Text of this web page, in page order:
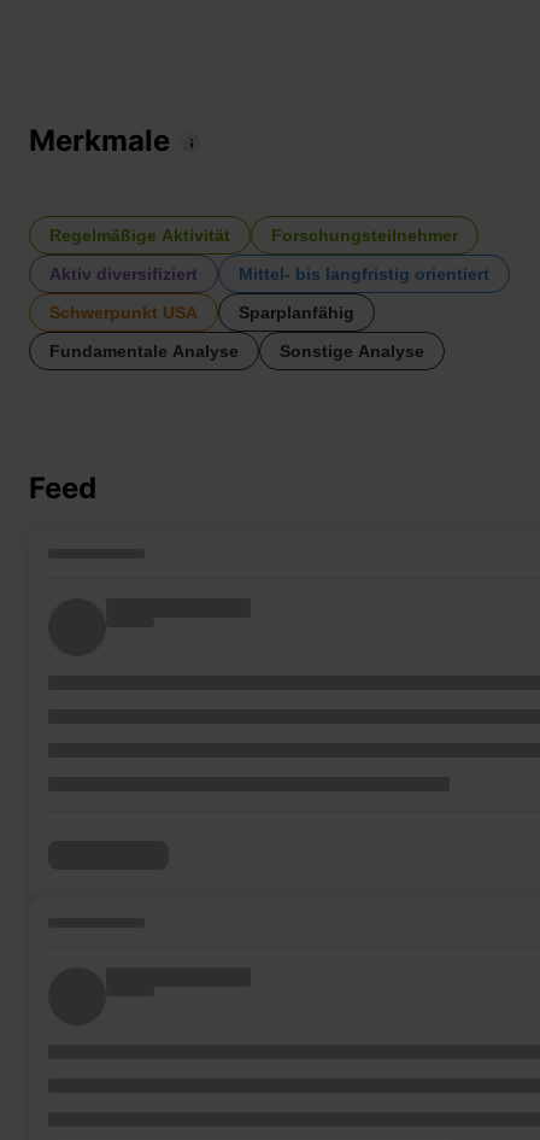
Merkmale
Regelmäßige Aktivität
Forschungsteilnehmer
Aktiv diversifiziert
Mittel- bis langfristig orientiert
Schwerpunkt USA
Sparplanfähig
Fundamentale Analyse
Sonstige Analyse
Feed